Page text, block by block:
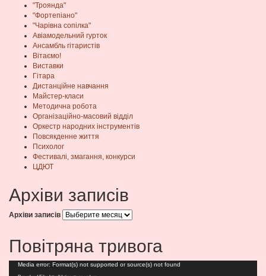
"Троянда"
"Фортепіано"
"Чарівна сопілка"
Авіамодельний гурток
Ансамбль гітаристів
Вітаємо!
Виставки
Гітара
Дистанційне навчання
Майстер-класи
Методична робота
Організаційно-масовий відділ
Оркестр народних інструментів
Повсякденне життя
Психолог
Фестивалі, змагання, конкурси
ЦДЮТ
Архіви записів
Архіви записів
Повітряна тривога
Видеоплеер
Media error: Format(s) not supported or source(s) not found